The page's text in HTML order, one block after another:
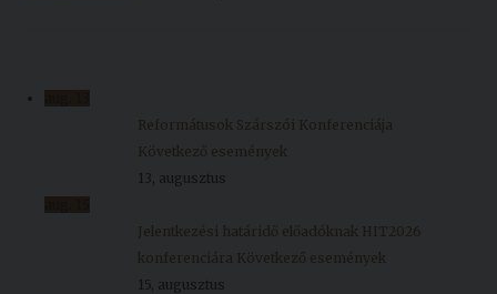
Reformátusok Szárszói Konferenciája
Következő események
13, augusztus
Jelentkezési határidő előadóknak HIT2026
konferenciára Következő események
15, augusztus